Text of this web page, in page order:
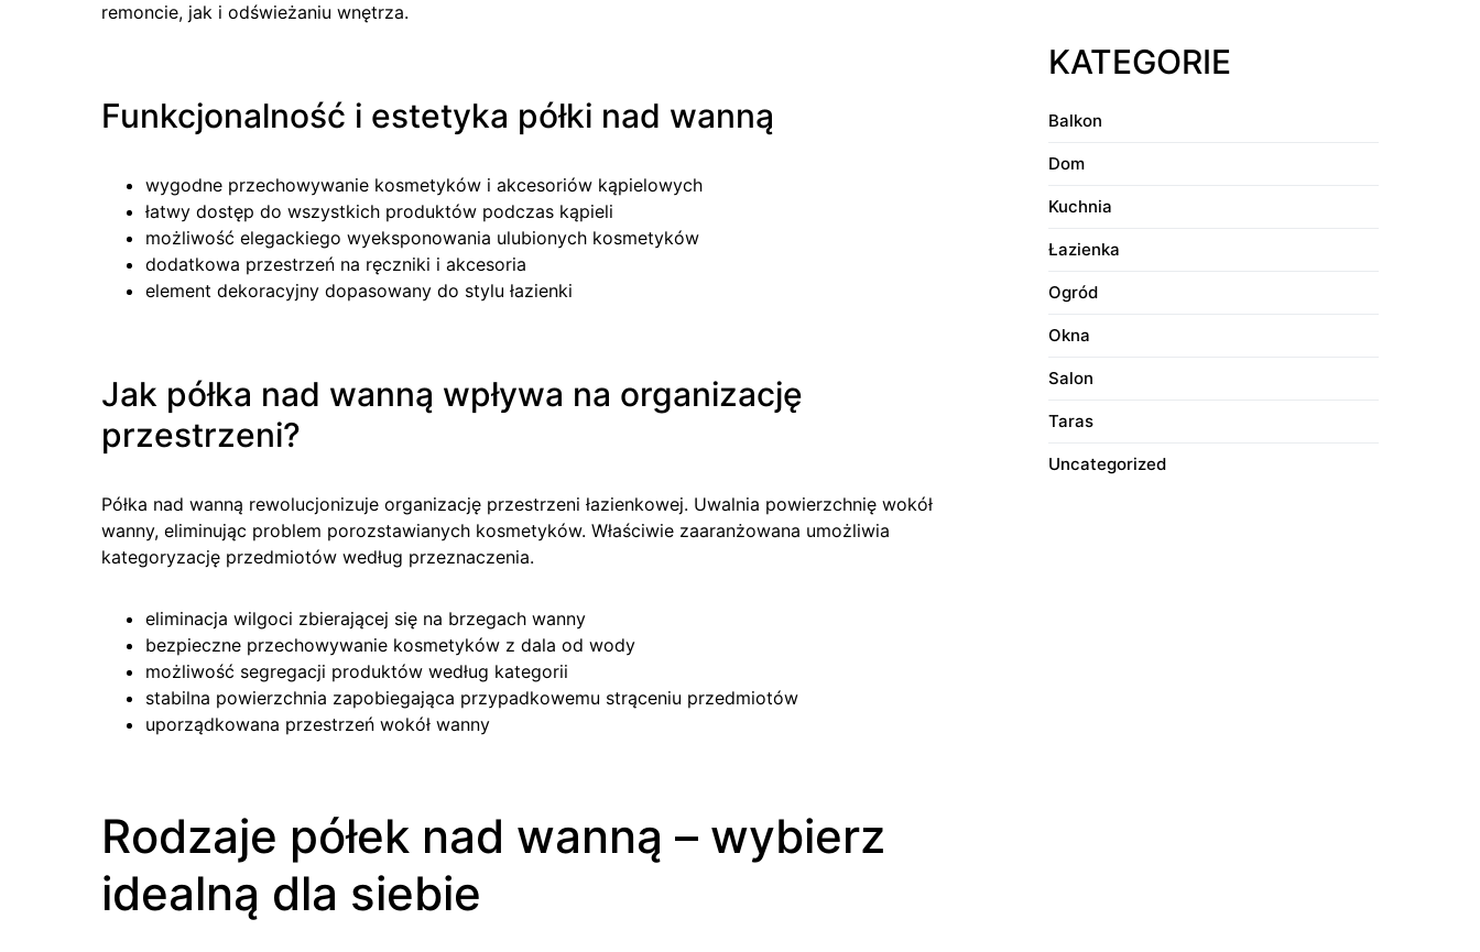
remoncie, jak i odświeżaniu wnętrza.
Funkcjonalność i estetyka półki nad wanną
wygodne przechowywanie kosmetyków i akcesoriów kąpielowych
łatwy dostęp do wszystkich produktów podczas kąpieli
możliwość elegackiego wyeksponowania ulubionych kosmetyków
dodatkowa przestrzeń na ręczniki i akcesoria
element dekoracyjny dopasowany do stylu łazienki
Jak półka nad wanną wpływa na organizację
przestrzeni?
Półka nad wanną rewolucjonizuje organizację przestrzeni łazienkowej. Uwalnia powierzchnię wokół
wanny, eliminując problem porozstawianych kosmetyków. Właściwie zaaranżowana umożliwia
kategoryzację przedmiotów według przeznaczenia.
eliminacja wilgoci zbierającej się na brzegach wanny
bezpieczne przechowywanie kosmetyków z dala od wody
możliwość segregacji produktów według kategorii
stabilna powierzchnia zapobiegająca przypadkowemu strąceniu przedmiotów
uporządkowana przestrzeń wokół wanny
Rodzaje półek nad wanną – wybierz
idealną dla siebie
KATEGORIE
Balkon
Dom
Kuchnia
Łazienka
Ogród
Okna
Salon
Taras
Uncategorized